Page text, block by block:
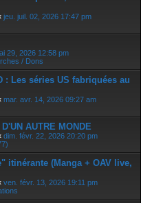
jeu. juil. 02, 2026 17:47 pm
29, 2026 12:58 pm
/ Dons
: Les séries US fabriquées au
mar. avr. 14, 2026 09:27 am
AUTRE MONDE
dim. févr. 22, 2026 20:20 pm
itinérante (Manga + OAV live,
ven. févr. 13, 2026 19:11 pm